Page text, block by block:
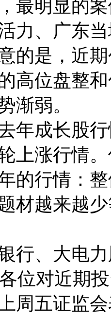
最明显的
力、广东
是，近期
高位盘整
渐弱。
成长股行
上涨行情
的行情：
材越来越
、大电力
对近期投
五证监会